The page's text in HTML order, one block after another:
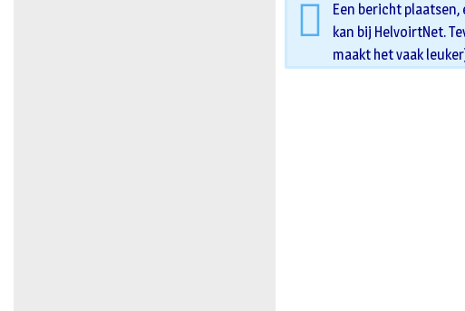
Een bericht
kan bij HelvoirtNet.
maakt het vaak